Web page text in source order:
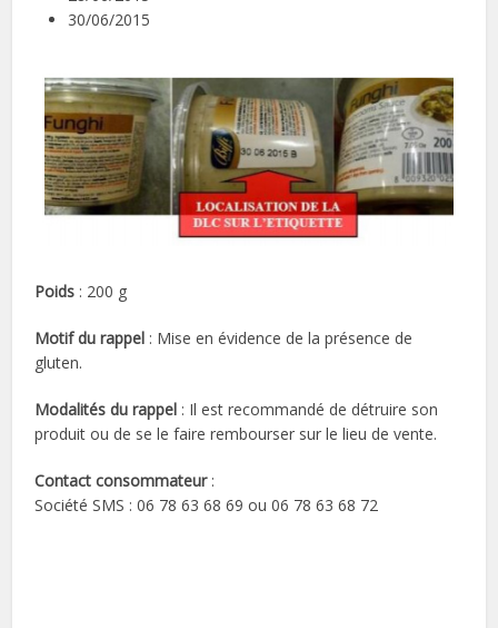
30/06/2015
Poids : 200 g
Motif du rappel : Mise en évidence de la présence de
gluten.
Modalités du rappel : Il est recommandé de détruire son
produit ou de se le faire rembourser sur le lieu de vente.
Contact consommateur :
Société SMS : 06 78 63 68 69 ou 06 78 63 68 72